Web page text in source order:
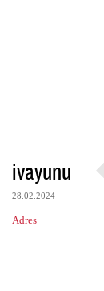
ivayunu
28.02.2024
Adres